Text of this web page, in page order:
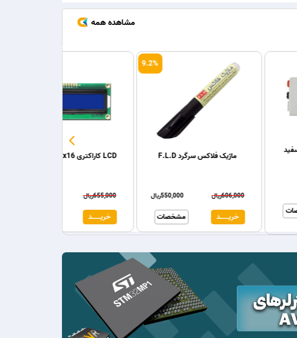
مشاهده همه
ماژیک فلاکس سرگرد F.L.D
550,000ریال 606,000ریال
مشخصات خریـــــــد
منبع تغذیه متغیر جیبی سفید
مشخصات خریـــــــد